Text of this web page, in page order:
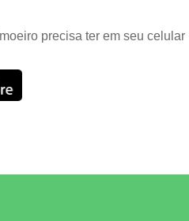
precisa ter em seu celular